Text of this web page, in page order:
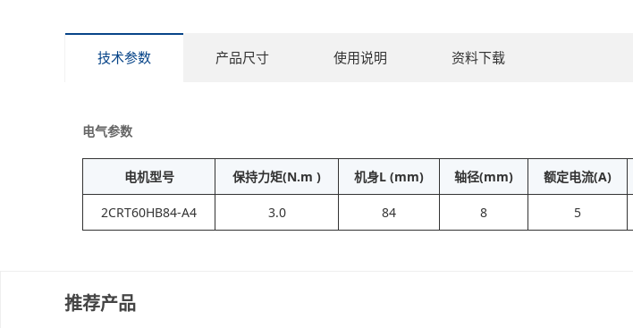
技术参数 产品尺寸 使用说明 资料下载
电气参数
电机型号 保持力矩(N.m ) 机身L (mm) 轴径(mm) 额定电流(A)
2CRT60HB84-A4 3.0 84 8 5
推荐产品